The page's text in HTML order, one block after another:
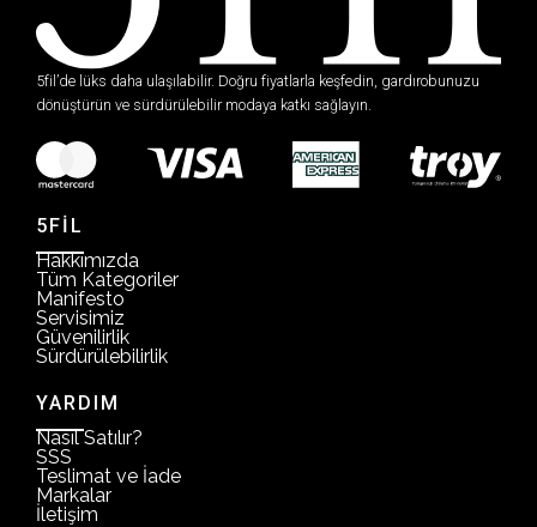
5fil’de lüks daha ulaşılabilir. Doğru fiyatlarla keşfedin, gardırobunuzu
dönüştürün ve sürdürülebilir modaya katkı sağlayın.
5FİL
Hakkımızda
Tüm Kategoriler
Manifesto
Servisimiz
Güvenilirlik
Sürdürülebilirlik
YARDIM
Nasıl Satılır?
SSS
Teslimat ve İade
Markalar
İletişim